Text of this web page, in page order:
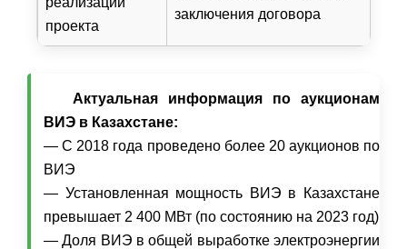
проекта
заключения договора
Актуальная информация по аукционам
ВИЭ в Казахстане:
— С 2018 года проведено более 20 аукционов по
ВИЭ
— Установленная мощность ВИЭ в Казахстане
превышает 2 400 МВт (по состоянию на 2023 год)
— Доля ВИЭ в общей выработке электроэнергии